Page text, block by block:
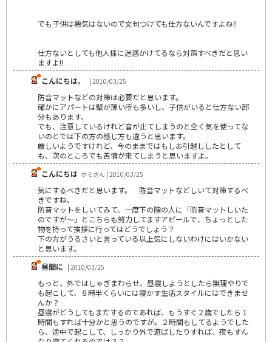
でも子供は悪気はないので文句つけても仕方ないんですよね!!
仕方ないとしても他人様に迷惑かけてるなら対策すべきだと思い
ますよ!!
こんにちは。
| 2010/03/25
防音マットなどの対策は必要だと思います。
確かにアパートは壁が薄い所も多いし、子供がいると仕方ない部
分もあります。
でも、注意しているけれど音が出てしまうのと全く気を使ってな
いのとでは下の方の感じ方も違うと思います。
厳しいようですけれど、今のままではもしお引越ししたとして
も、次のところでも苦情が来てしまうと思いますよ。
こんにちは ホミさん | 2010/03/25
気にするべきだと思います。 防音マットなどしいて対策するべ
きですね。
防音マットをしいてみて、一度下の階の人に「防音マットしいた
のですが～」とこちらも努力してますアピールで、ちょっとした
物を持って挨拶に行ってはどうでしょう？
下の方がうるさいと言っている以上気にしないわけにはいかない
と思います。
昼間に | 2010/03/25
もっと、外ではしゃぎまわらせ、昼寝しようとしたら無理やりで
も起こして、８時半くらいには寝かす生活スタイルにはできませ
んか？
昼寝がどうしてもまだするのであれば、もうすぐ２歳でしたら１
時間もすれば十分かと思うのですが。２時間もしてるようでした
ら、途中で起こして、しっかり外で遊ばしたりすれば、夜もすん